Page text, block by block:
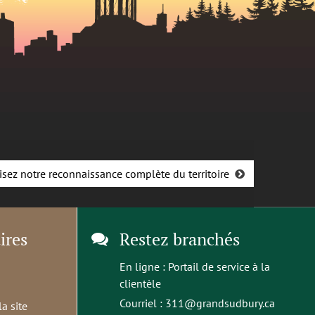
notre reconnaissance complète du territoire
site
Restez branchés
En ligne : Portail de service à la
clientèle
Courriel : 311@grandsudbury.ca